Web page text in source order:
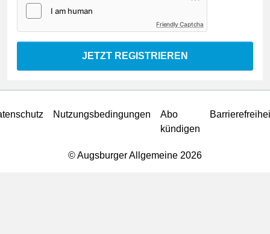
Friendly Captcha
JETZT REGISTRIEREN
Nutzungsbedingungen
Abo
kündigen
© Augsburger Allgemeine 2026